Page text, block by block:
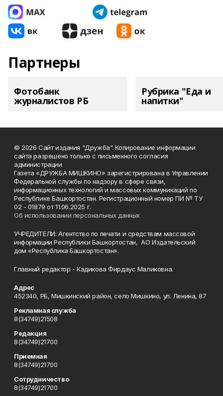
Партнеры
Фотобанк
журналистов РБ
Рубрика "Еда и
напитки"
© 2026 Сайт издания "Дружба". Копирование информации
сайта разрешено только с письменного согласия
администрации
Газета «ДРУЖБА МИШКИНО» зарегистрирована в Управлении
Федеральной службы по надзору в сфере связи,
информационных технологий и массовых коммуникаций по
Республике Башкортостан. Регистрационный номер ПИ № ТУ
02 - 01879 от 11.06.2025 г.
Об использовании персональных данных
УЧРЕДИТЕЛИ: Агентство по печати и средствам массовой
информации Республики Башкортостан, АО Издательский
дом «Республика Башкортостан».
Главный редактор - Кадикова Фирдаус Маликовна.
Адрес
452340, РБ, Мишкинский район, село Мишкино, ул. Ленина, 87
Рекламная служба
8(34749)21508
Редакция
8(34749)21700
Приемная
8(34749)21700
Сотрудничество
8(34749)21700